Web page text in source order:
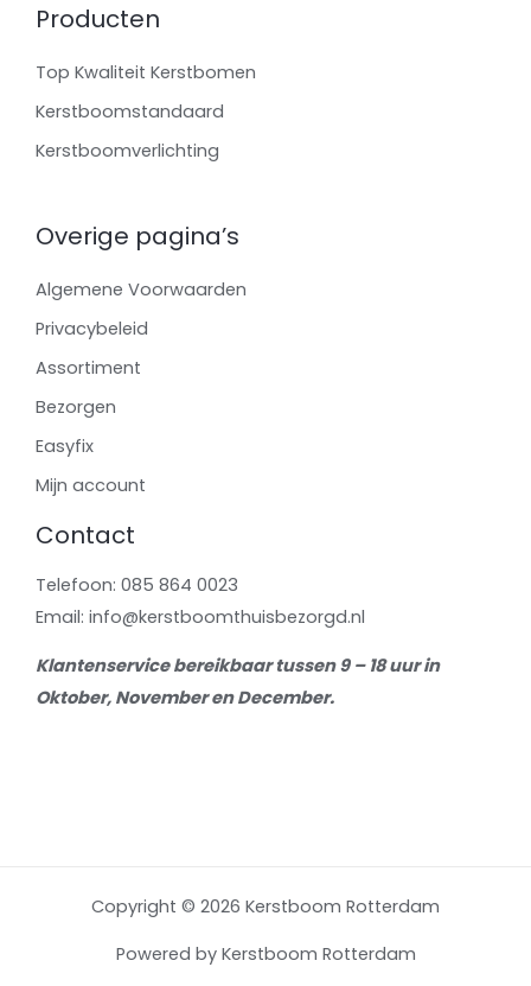
Producten
Top Kwaliteit Kerstbomen
Kerstboomstandaard
Kerstboomverlichting
Overige pagina’s
Algemene Voorwaarden
Privacybeleid
Assortiment
Bezorgen
Easyfix
Mijn account
Contact
Telefoon: 085 864 0023
Email: info@kerstboomthuisbezorgd.nl
Klantenservice bereikbaar tussen 9 – 18 uur in
Oktober, November en December.
Copyright © 2026 Kerstboom Rotterdam
Powered by Kerstboom Rotterdam